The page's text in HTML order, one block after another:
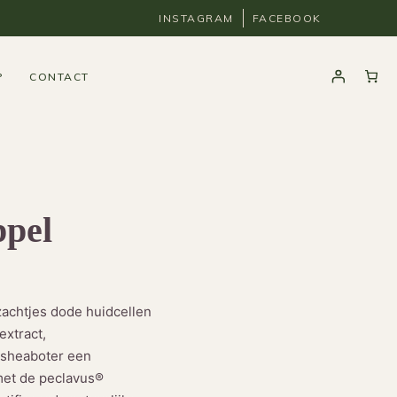
INSTAGRAM FACEBOOK
CONTACT
dode huidcellen
een
de peclavus®